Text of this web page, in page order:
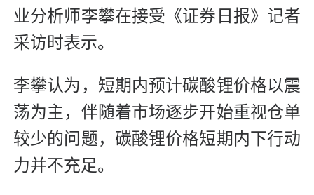
业分析师李攀在接受《证券日报》记者
采访时表示。
李攀认为，短期内预计碳酸锂价格以震
荡为主，伴随着市场逐步开始重视仓单
较少的问题，碳酸锂价格短期内下行动
力并不充足。